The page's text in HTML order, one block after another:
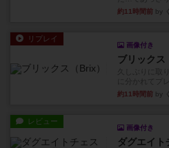
約11時間前 by
リプレイ
画像付き
ブリックス
約11時間前 by
レビュー
画像付き
ダグエイト